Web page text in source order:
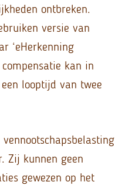
ontbreken.
versie van
‘eHerkenning
kan in
looptijd van twee
Zij kunnen geen
gewezen op het